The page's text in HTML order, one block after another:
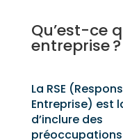
Qu’est-ce
entreprise ?
La RSE
Entreprise) est
d’inclure des